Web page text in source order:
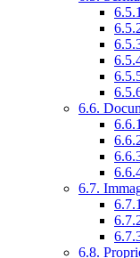
6.6.
6.7.
6.8.